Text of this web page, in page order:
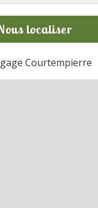
localiser
Courtempierre